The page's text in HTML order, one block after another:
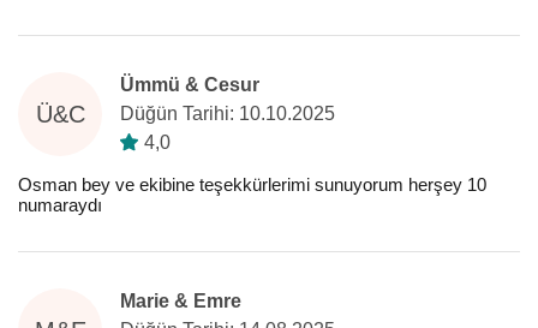
Ü&C
Ümmü & Cesur
Düğün Tarihi: 10.10.2025
4,0
Osman bey ve ekibine teşekkürlerimi sunuyorum herşey 10
numaraydı
Marie & Emre